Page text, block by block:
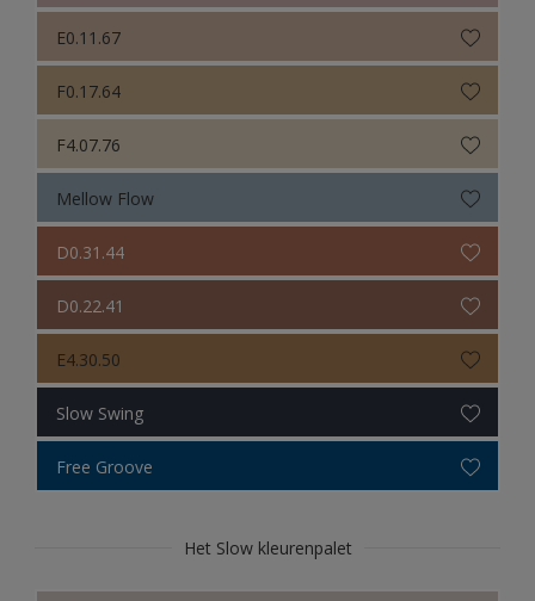
E0.11.67
F0.17.64
F4.07.76
Mellow Flow
D0.31.44
D0.22.41
E4.30.50
Slow Swing
Free Groove
Het Slow kleurenpalet